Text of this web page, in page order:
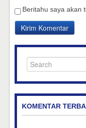
Beritahu saya akan
KOMENTAR